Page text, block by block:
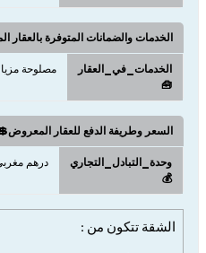
الخدمات والضمانات المتوفرة
الخدمات_في_العقار
🧰
مصلوحة
السعر وطريفة الدفع للعقار
وحدة_التبادل_التجاري
💰
درهم
الشقة تتكون من :